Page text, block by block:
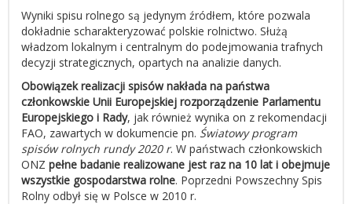
Wyniki spisu rolnego są jedynym źródłem, które pozwala
dokładnie scharakteryzować polskie rolnictwo. Służą
władzom lokalnym i centralnym do podejmowania trafnych
decyzji strategicznych, opartych na analizie danych.
Obowiązek realizacji spisów nakłada na państwa
członkowskie Unii Europejskiej rozporządzenie Parlamentu
Europejskiego i Rady, jak również wynika on z rekomendacji
FAO, zawartych w dokumencie pn. Światowy program
spisów rolnych rundy 2020 r. W państwach członkowskich
ONZ pełne badanie realizowane jest raz na 10 lat i obejmuje
wszystkie gospodarstwa rolne. Poprzedni Powszechny Spis
Rolny odbył się w Polsce w 2010 r.